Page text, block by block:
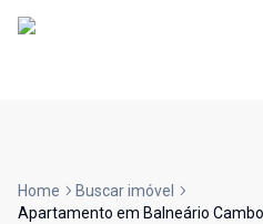
Home
Buscar imóvel
Apartamento em Balneário